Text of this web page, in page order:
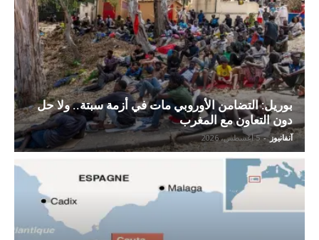
بوريل: التضامن الأوروبي مات في أزمة سبتة.. ولا حل
دون التعاون مع المغرب
آنفانيوز - 5 أغسطس، 2026